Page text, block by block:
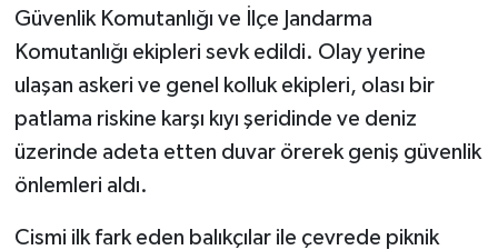
Güvenlik Komutanlığı ve İlçe Jandarma
Komutanlığı ekipleri sevk edildi. Olay yerine
ulaşan askeri ve genel kolluk ekipleri, olası bir
patlama riskine karşı kıyı şeridinde ve deniz
üzerinde adeta etten duvar örerek geniş güvenlik
önlemleri aldı.
Cismi ilk fark eden balıkçılar ile çevrede piknik
Politika
Röportaj